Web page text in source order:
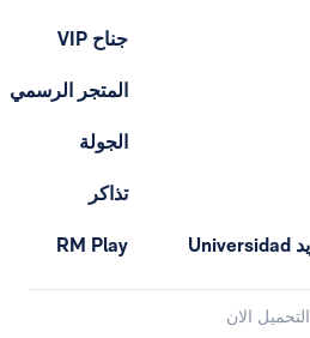
الأكاديمية الجامعية ريال مدريد Universidad
جناح VIP
المتجر الرسمي
الجولة
تذاكر
RM Play
التحميل الان